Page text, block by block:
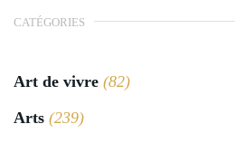
CATÉGORIES
Art de vivre (82)
Arts (239)